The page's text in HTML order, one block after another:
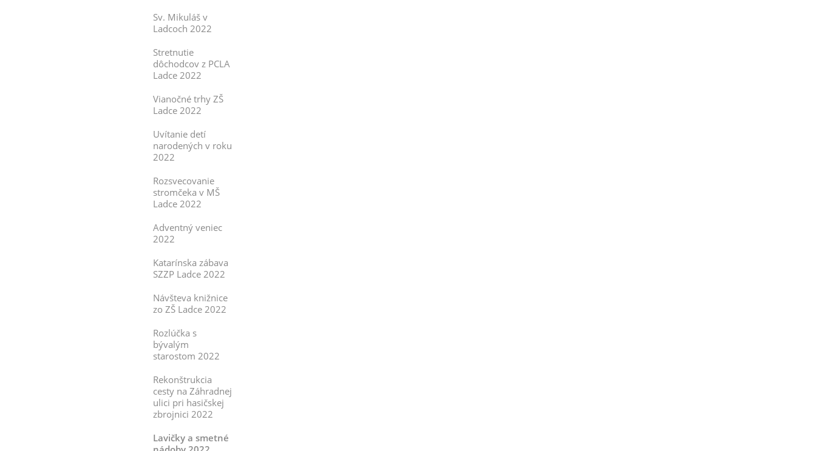
Sv. Mikuláš v
Ladcoch 2022
Stretnutie
dôchodcov z PCLA
Ladce 2022
Vianočné trhy ZŠ
Ladce 2022
Uvítanie detí
narodených v roku
2022
Rozsvecovanie
stromčeka v MŠ
Ladce 2022
Adventný veniec
2022
Katarínska zábava
SZZP Ladce 2022
Návšteva knižnice
zo ZŠ Ladce 2022
Rozlúčka s
bývalým
starostom 2022
Rekonštrukcia
cesty na Záhradnej
ulici pri hasičskej
zbrojnici 2022
Lavičky a smetné